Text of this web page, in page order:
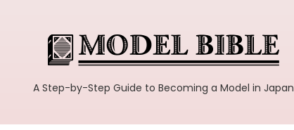
A Step-by-Step Guide to Becoming a Model in Japan